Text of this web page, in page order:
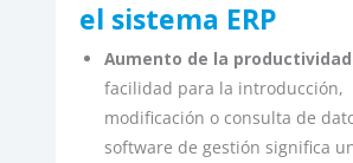
el sistema ERP
Aumento de la
facilidad para la introducción,
modificación o consulta de
software de gestión significa